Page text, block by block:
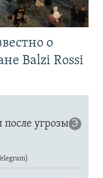
о
Balzi Rossi